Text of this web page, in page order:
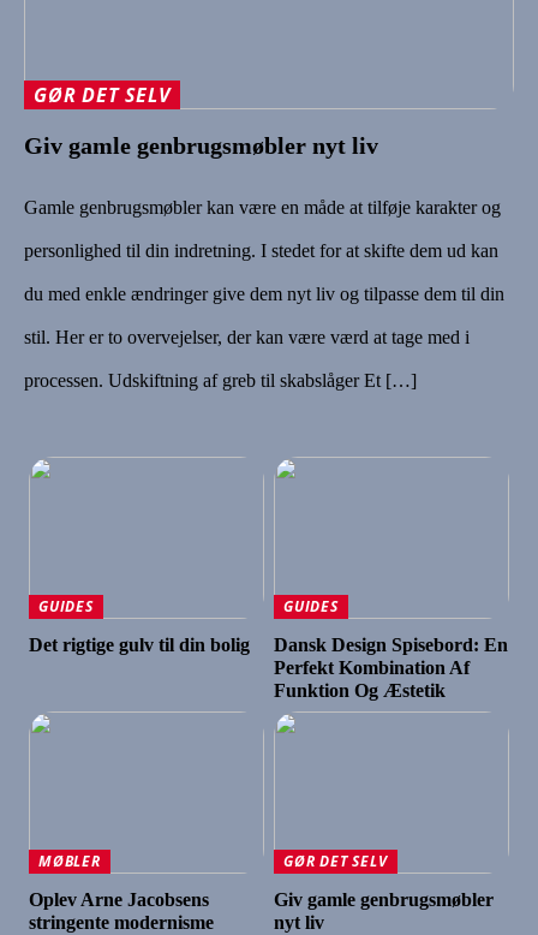
GØR DET SELV
Giv gamle genbrugsmøbler nyt liv
Gamle genbrugsmøbler kan være en måde at tilføje karakter og
personlighed til din indretning. I stedet for at skifte dem ud kan
du med enkle ændringer give dem nyt liv og tilpasse dem til din
stil. Her er to overvejelser, der kan være værd at tage med i
processen. Udskiftning af greb til skabslåger Et […]
GUIDES
Det rigtige gulv til din bolig
GUIDES
Dansk Design Spisebord: En
Perfekt Kombination Af
Funktion Og Æstetik
MØBLER
Oplev Arne Jacobsens
stringente modernisme
GØR DET SELV
Giv gamle genbrugsmøbler
nyt liv